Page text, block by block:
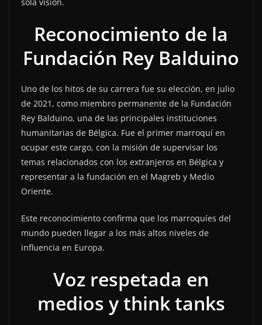
Reconocimiento de la
Fundación Rey Balduino
Uno de los hitos de su carrera fue su elección, en julio
de 2021, como miembro permanente de la Fundación
Rey Balduino, una de las principales instituciones
humanitarias de Bélgica. Fue el primer marroquí en
ocupar este cargo, con la misión de supervisar los
temas relacionados con los extranjeros en Bélgica y
representar a la fundación en el Magreb y Medio
Oriente.
Este reconocimiento confirma que los marroquíes del
mundo pueden llegar a los más altos niveles de
influencia en Europa.
Voz respetada en
medios y think tanks